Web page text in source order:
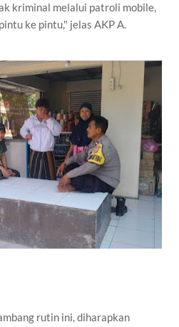
kriminal melalui patroli mobile,
ke pintu," jelas AKP A.
rutin ini, diharapkan